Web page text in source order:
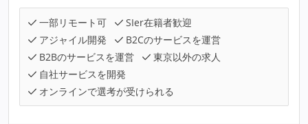
一部リモート可
SIer在籍者歓迎
アジャイル開発
B2Cのサービスを運営
B2Bのサービスを運営
東京以外の求人
自社サービスを開発
オンラインで選考が受けられる